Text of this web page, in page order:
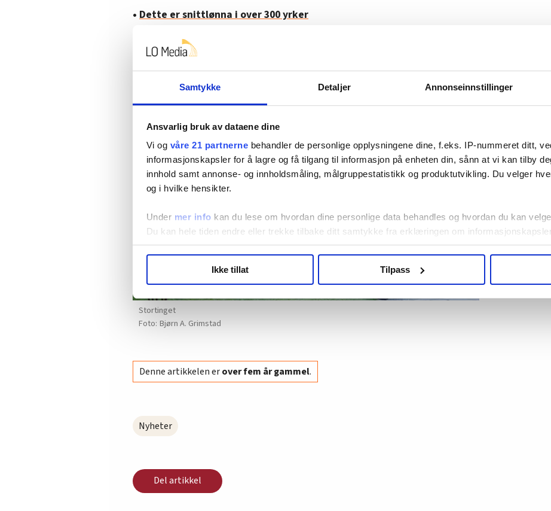
Samtykke Detaljer Annonseinnstillinger
Ansvarlig bruk av dataene dine
Vi og våre 21 partnerne behandler de personlige opplysningene dine, f.eks. IP-nummeret ditt,
informasjonskapsler for å lagre og få tilgang til informasjon på enheten din, sånn at vi kan tilby
innhold samt annonse- og innholdsmåling, målgruppestatistikk og produktutvikling. Du velger
og i hvilke hensikter.
Under mer info kan du lese om hvordan dine personlige data behandles og hvordan du kan
Du kan hele tiden endre eller trekke tilbake ditt samtykke fra erklæringen om informasjonskapsler.
LO Medias publikasjoner frifagbevegelse.no, hk-nytt.no og fontene.no bruker
hvordan våre nettsider blir brukt slik at vi tilby relevant innhold, tilpassede annonser og
annonsering. Disse er angitt i oversikten lengre ned på denne siden.
Ikke tillat Tilpass
• Dette er snittlønna i over 300 yrker
Lines yrke er et av Norges dårligst betalte
Stortinget
Bjørn A. Grimstad
Denne artikkelen erover fem år gammel.
Nyheter
Del artikkel